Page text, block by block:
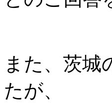
また、茨城
たが、